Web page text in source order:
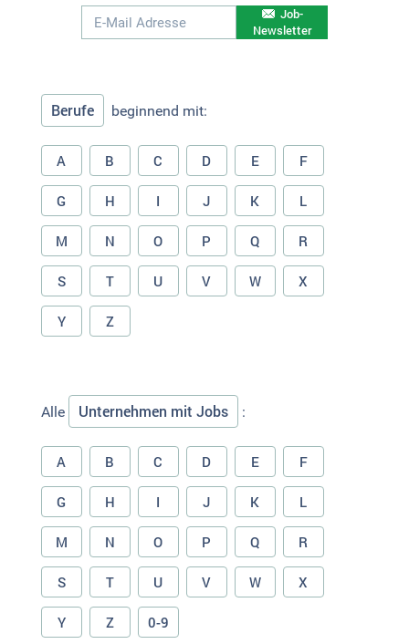
Job-
Newsletter
Berufe beginnend mit:
A B C D E F
G H I J K L
M N O P Q R
S T U V W X
Y Z
Alle Unternehmen mit Jobs :
A B C D E F
G H I J K L
M N O P Q R
S T U V W X
Y Z 0-9